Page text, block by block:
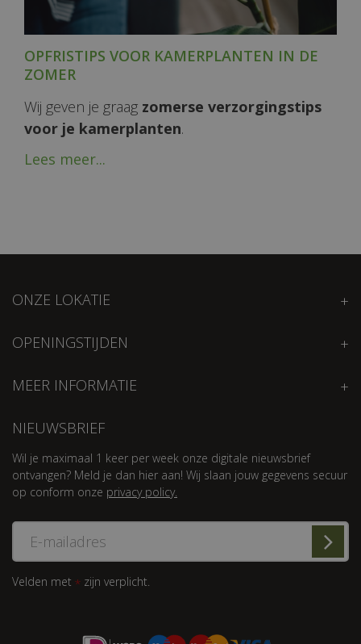
OPFRISTIPS VOOR KAMERPLANTEN IN DE
ZOMER
Wij geven je graag zomerse verzorgingstips
voor je kamerplanten.
Lees meer...
ONZE LOKATIE
OPENINGSTIJDEN
MEER INFORMATIE
NIEUWSBRIEF
Wil je maximaal 1 keer per week onze digitale nieuwsbrief
ontvangen? Meld je dan hier aan! Wij slaan jouw gegevens secuur
op conform onze privacy policy.
Velden met * zijn verplicht.